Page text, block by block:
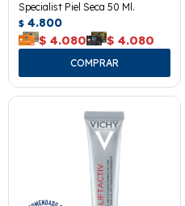
Specialist Piel Seca 50 Ml.
$ 4.800
$ 4.080 $ 4.080